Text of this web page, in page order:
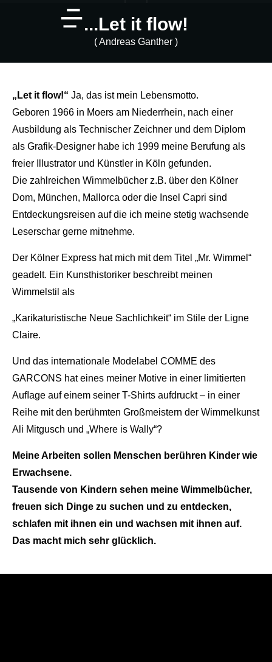
...Let it flow!
( Andreas Ganther )
„Let it flow!“ Ja, das ist mein Lebensmotto.
Geboren 1966 in Moers am Niederrhein, nach einer
Ausbildung als Technischer Zeichner und dem Diplom
als Grafik-Designer habe ich 1999 meine Berufung als
freier Illustrator und Künstler in Köln gefunden.
Die zahlreichen Wimmelbücher z.B. über den Kölner
Dom, München, Mallorca oder die Insel Capri sind
Entdeckungsreisen auf die ich meine stetig wachsende
Leserschar gerne mitnehme.
Der Kölner Express hat mich mit dem Titel „Mr. Wimmel“
geadelt. Ein Kunsthistoriker beschreibt meinen
Wimmelstil als
„Karikaturistische Neue Sachlichkeit“ im Stile der Ligne
Claire.
Und das internationale Modelabel COMME des
GARCONS hat eines meiner Motive in einer limitierten
Auﬂage auf einem seiner T-Shirts aufdruckt – in einer
Reihe mit den berühmten Großmeistern der Wimmelkunst
Ali Mitgusch und „Where is Wally“?
Meine Arbeiten sollen Menschen berühren Kinder wie
Erwachsene.
Tausende von Kindern sehen meine Wimmelbücher,
freuen sich Dinge zu suchen und zu entdecken,
schlafen mit ihnen ein und wachsen mit ihnen auf.
Das macht mich sehr glücklich.